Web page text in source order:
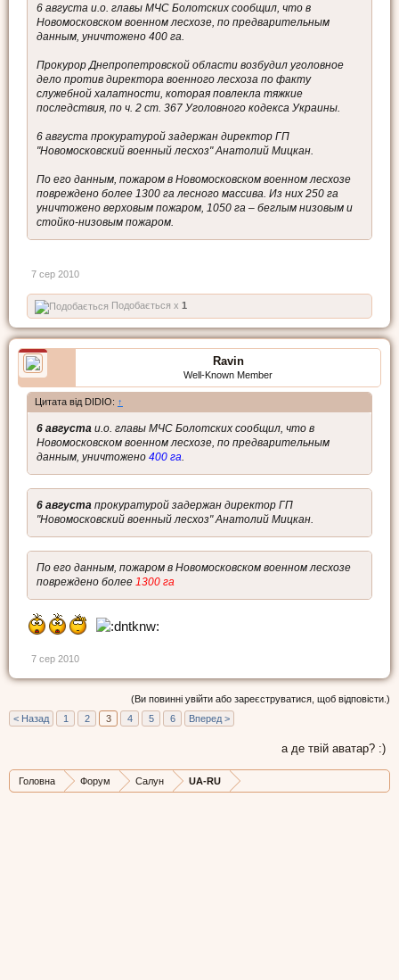
6 августа и.о. главы МЧС Болотских сообщил, что в
Новомосковском военном лесхозе, по предварительным
данным, уничтожено 400 га.
Прокурор Днепропетровской области возбудил уголовное
дело против директора военного лесхоза по факту
служебной халатности, которая повлекла тяжкие
последствия, по ч. 2 ст. 367 Уголовного кодекса Украины.
6 августа прокуратурой задержан директор ГП
"Новомосковский военный лесхоз" Анатолий Мицкан.
По его данным, пожаром в Новомосковском военном лесхозе
повреждено более 1300 га лесного массива. Из них 250 га
уничтожено верховым пожаром, 1050 га – беглым низовым и
стойко-низовым пожаром.
7 сер 2010
Подобається x 1
Ravin
Well-Known Member
Цитата від DIDIO: ↑
6 августа и.о. главы МЧС Болотских сообщил, что в
Новомосковском военном лесхозе, по предварительным
данным, уничтожено 400 га.
6 августа прокуратурой задержан директор ГП
"Новомосковский военный лесхоз" Анатолий Мицкан.
По его данным, пожаром в Новомосковском военном лесхозе
повреждено более 1300 га
7 сер 2010
(Ви повинні увійти або зареєструватися, щоб відповісти.)
< Назад
1 2 3 4 5 6 Вперед >
а де твій аватар? :)
Головна Форум Салун UA-RU